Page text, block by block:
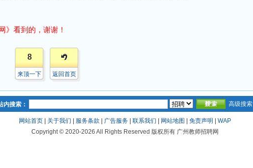
》看到的，谢谢！
8
来顶一下 返回首页
内搜索： 高级搜索
网站首页 关于我们 服务条款 广告服务 联系我们 网站地图 免责声明
WAP
Copyright © 2020-2026 All Rights Reserved 版权所有 广州教师招聘网